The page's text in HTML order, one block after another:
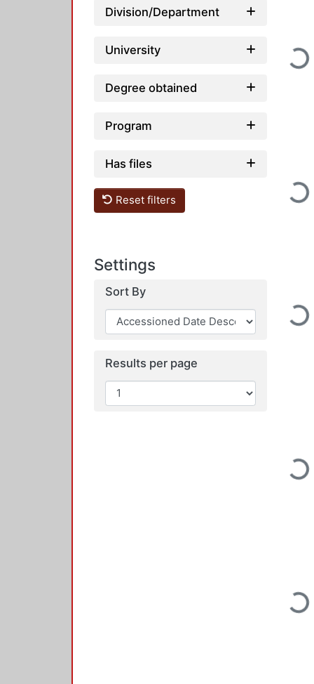
Division/Department
University
Degree obtained
Program
Has files
Reset filters
Settings
Sort By
Results per page
Loading...
Loading...
Loading...
Loading...
Loading...